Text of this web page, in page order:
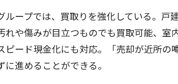
ープでは、買取りを強化している。戸
れや傷みが目立つものでも買取可能、室
ピード現金化にも対応。「売却が近所の
進めることができる。